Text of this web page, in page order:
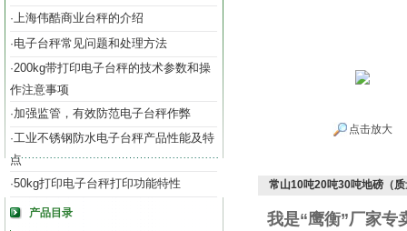
·上海伟酷商业台秤的介绍
·电子台秤常见问题和处理方法
·200kg带打印电子台秤的技术参数和操
作注意事项
·加强监管，有效防范电子台秤作弊
·工业不锈钢防水电子台秤产品性能及特
点
·50kg打印电子台秤打印功能特性
产品目录
点击放大
常山10吨20吨30吨地磅（
我是“鹰衡”厂家专